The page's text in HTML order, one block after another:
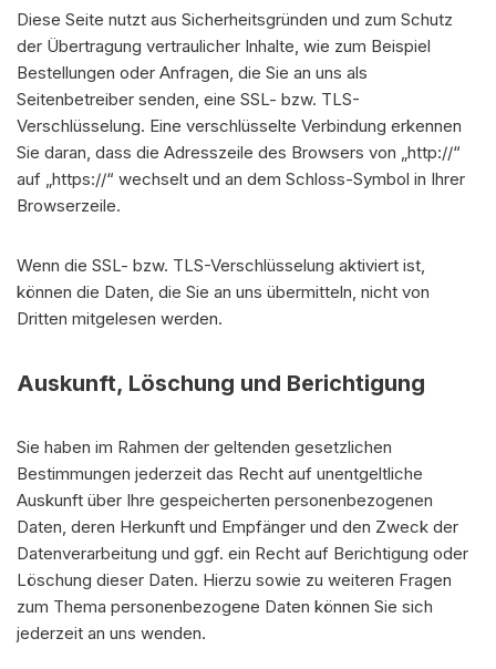
Diese Seite nutzt aus Sicherheitsgründen und zum Schutz
der Übertragung vertraulicher Inhalte, wie zum Beispiel
Bestellungen oder Anfragen, die Sie an uns als
Seitenbetreiber senden, eine SSL- bzw. TLS-
Verschlüsselung. Eine verschlüsselte Verbindung erkennen
Sie daran, dass die Adresszeile des Browsers von „http://“
auf „https://“ wechselt und an dem Schloss-Symbol in Ihrer
Browserzeile.
Wenn die SSL- bzw. TLS-Verschlüsselung aktiviert ist,
können die Daten, die Sie an uns übermitteln, nicht von
Dritten mitgelesen werden.
Auskunft, Löschung und Berichtigung
Sie haben im Rahmen der geltenden gesetzlichen
Bestimmungen jederzeit das Recht auf unentgeltliche
Auskunft über Ihre gespeicherten personenbezogenen
Daten, deren Herkunft und Empfänger und den Zweck der
Datenverarbeitung und ggf. ein Recht auf Berichtigung oder
Löschung dieser Daten. Hierzu sowie zu weiteren Fragen
zum Thema personenbezogene Daten können Sie sich
jederzeit an uns wenden.